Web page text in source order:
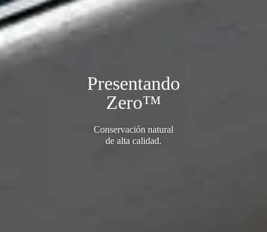
Presentando
Zero™
Conservación natural
de alta calidad.